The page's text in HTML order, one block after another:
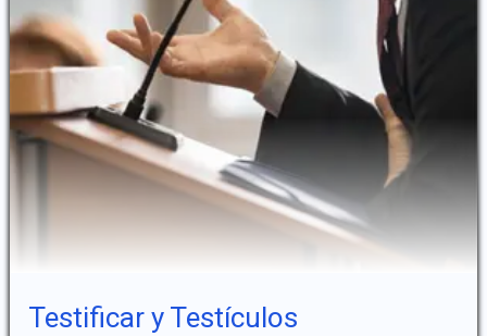
Testificar y Testículos